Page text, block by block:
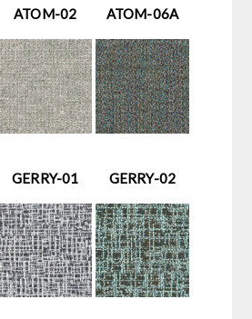
ATOM-02 ATOM-06A
GERRY-01 GERRY-02